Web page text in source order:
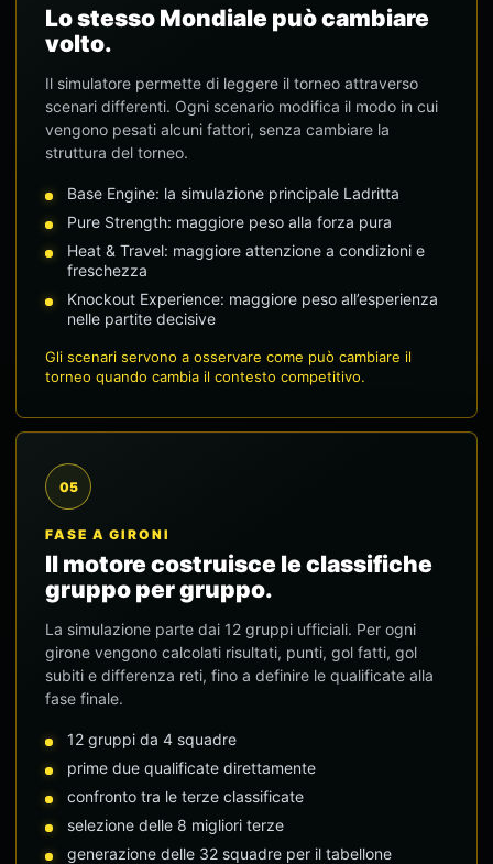
Lo stesso Mondiale può cambiare
volto.
Il simulatore permette di leggere il torneo attraverso
scenari differenti. Ogni scenario modifica il modo in cui
vengono pesati alcuni fattori, senza cambiare la
struttura del torneo.
Base Engine: la simulazione principale Ladritta
Pure Strength: maggiore peso alla forza pura
Heat & Travel: maggiore attenzione a condizioni e
freschezza
Knockout Experience: maggiore peso all’esperienza
nelle partite decisive
Gli scenari servono a osservare come può cambiare il
torneo quando cambia il contesto competitivo.
05
FASE A GIRONI
Il motore costruisce le classifiche
gruppo per gruppo.
La simulazione parte dai 12 gruppi ufficiali. Per ogni
girone vengono calcolati risultati, punti, gol fatti, gol
subiti e differenza reti, fino a definire le qualificate alla
fase finale.
12 gruppi da 4 squadre
prime due qualificate direttamente
confronto tra le terze classificate
selezione delle 8 migliori terze
generazione delle 32 squadre per il tabellone